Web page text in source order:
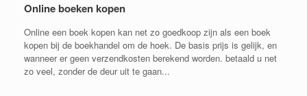
Online boeken kopen
Online een boek kopen kan net zo goedkoop zijn als een boek
kopen bij de boekhandel om de hoek. De basis prijs is gelijk, en
wanneer er geen verzendkosten berekend worden. betaald u net
zo veel, zonder de deur uit te gaan...